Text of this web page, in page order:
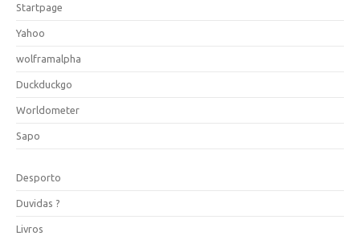
Startpage
Yahoo
wolframalpha
Duckduckgo
Worldometer
Sapo
Desporto
Duvidas ?
Livros